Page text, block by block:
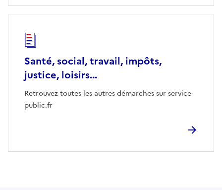
Santé, social, travail, impôts,
justice, loisirs...
Retrouvez toutes les autres démarches sur service-
public.fr